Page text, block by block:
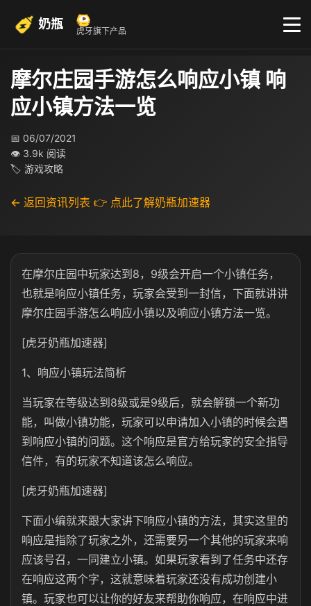
奶瓶 虎牙旗下产品
摩尔庄园手游怎么响应小镇 响
应小镇方法一览
📅 06/07/2021
👁 3.9k 阅读
🏷 游戏攻略
← 返回资讯列表 👉 点此了解奶瓶加速器
在摩尔庄园中玩家达到8，9级会开启一个小镇任务，
也就是响应小镇任务，玩家会受到一封信，下面就讲讲
摩尔庄园手游怎么响应小镇以及响应小镇方法一览。
[虎牙奶瓶加速器]
1、响应小镇玩法简析
当玩家在等级达到8级或是9级后，就会解锁一个新功
能，叫做小镇功能，玩家可以申请加入小镇的时候会遇
到响应小镇的问题。这个响应是官方给玩家的安全指导
信件，有的玩家不知道该怎么响应。
[虎牙奶瓶加速器]
下面小编就来跟大家讲下响应小镇的方法，其实这里的
响应是指除了玩家之外，还需要另一个其他的玩家来响
应该号召，一同建立小镇。如果玩家看到了任务中还存
在响应这两个字，这就意味着玩家还没有成功创建小
镇。玩家也可以让你的好友来帮助你响应，在响应中进